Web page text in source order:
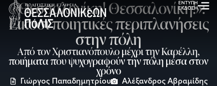
ΕΝΤΥΠΗ
ΕΚΔΟΣΗ
«Θεσσαλονίκη! Θεσσαλονίκη!»:
Είκοσι ποιητικές περιπλανήσεις
στην πόλη
Από τον Χριστιανόπουλο μέχρι την Καρέλλη,
ποιήματα που ψυχογραφούν την πόλη μέσα στον
χρόνο
Γιώργος Παπαδημητρίου
Αλέξανδρος Αβραμίδης